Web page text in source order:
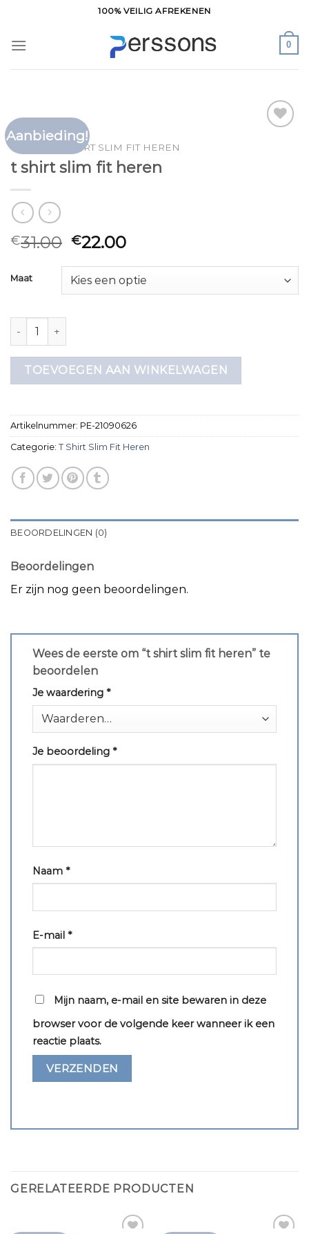
inhoud
100% VEILIG AFREKENEN
0
Aanbieding!
HOME T SHIRT SLIM FIT HEREN
t shirt slim fit heren
€31.00 €22.00
Maat
t shirt slim fit heren aantal
TOEVOEGEN AAN WINKELWAGEN
Artikelnummer: PE-21090626
Categorie: T Shirt Slim Fit Heren
BEOORDELINGEN (0)
Beoordelingen
Er zijn nog geen beoordelingen.
Wees de eerste om “t shirt slim fit heren” te
beoordelen
Je waardering *
Je beoordeling *
Naam *
E-mail *
Mijn naam, e-mail en site bewaren in deze
browser voor de volgende keer wanneer ik een
reactie plaats.
GERELATEERDE PRODUCTEN